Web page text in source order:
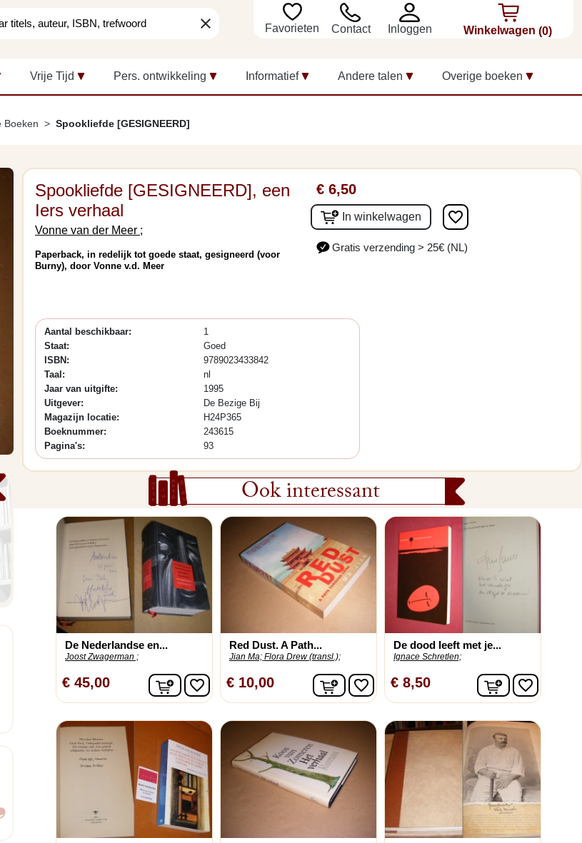
clear Favorieten Contact Inloggen Winkelwagen (0)
Vrije Tijd Pers. ontwikkeling Informatief Andere talen Overige boeken
Boeken Spookliefde [GESIGNEERD]
Spookliefde [GESIGNEERD], een
Iers verhaal
Vonne van der Meer ;
Paperback, in redelijk tot goede staat, gesigneerd (voor
Burny), door Vonne v.d. Meer
€ 6,50
In winkelwagen favorite_border
Gratis verzending > 25€ (NL)
Aantal beschikbaar:
1
Staat:
Goed
ISBN:
9789023433842
Taal:
nl
Jaar van uitgifte:
1995
Uitgever:
De Bezige Bij
Magazijn locatie:
H24P365
Boeknummer:
243615
Pagina's:
93
Ook interessant
De Nederlandse en...
Joost Zwagerman ;
€ 45,00 In winkelwagen
favorite_border
Red Dust. A Path...
Jian Ma; Flora Drew (transl.);
€ 10,00 In winkelwagen
favorite_border
De dood leeft met je...
Ignace Schretlen;
€ 8,50 Infavorite_border